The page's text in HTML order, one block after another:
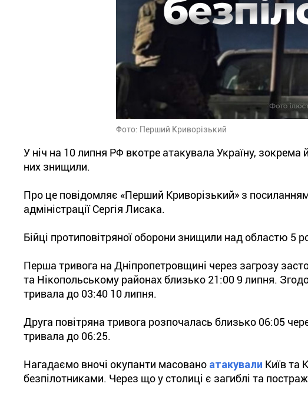
Фото: Перший Криворізький
У ніч на 10 липня РФ вкотре атакувала Україну,
них знищили.
Про це повідомляє «Перший Криворізький» з
адміністрації Сергія Лисака.
Бійці протиповітряної оборони знищили над областю 5
Перша тривога на Дніпропетровщині через загрозу
та Нікопольському районах близько 21:00 9 липня.
тривала до 03:40 10 липня.
Друга повітряна тривога розпочалась близько 06:05
тривала до 06:25.
Нагадаємо вночі окупанти масовано атакували Київ та
безпілотниками. Через що у столиці є загиблі та